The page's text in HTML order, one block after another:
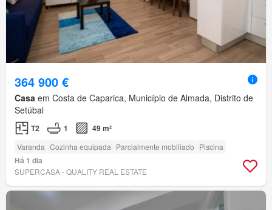
364 900 €
Casa em Costa de Caparica, Município de Almada, Distrito de
Setúbal
T2 1 49 m²
Varanda Cozinha equipada Parcialmente mobiliado Piscina
Há 1 dia
SUPERCASA - QUALITY REAL ESTATE